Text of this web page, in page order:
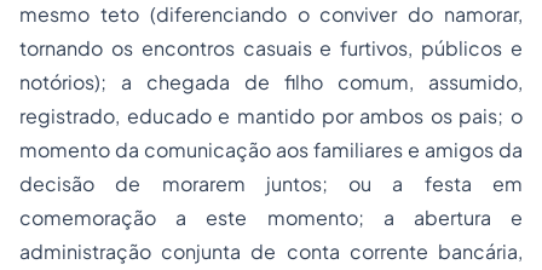
mesmo teto (diferenciando o conviver do namorar,
tornando os encontros casuais e furtivos, públicos e
notórios); a chegada de filho comum, assumido,
registrado, educado e mantido por ambos os pais; o
momento da comunicação aos familiares e amigos da
decisão de morarem juntos; ou a festa em
comemoração a este momento; a abertura e
administração conjunta de conta corrente bancária,